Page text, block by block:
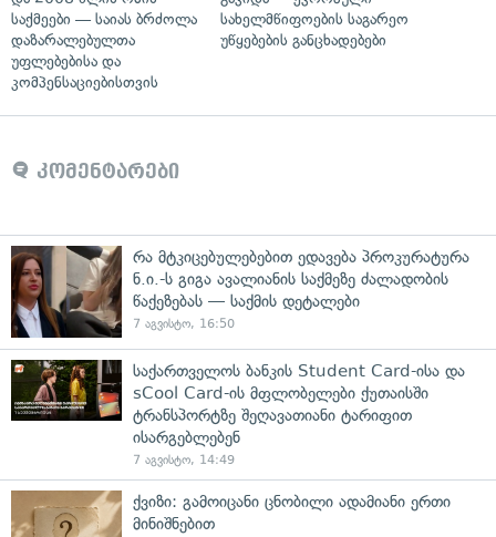
საქმეები — საიას ბრძოლა
დაზარალებულთა
უფლებებისა და
კომპენსაციებისთვის
სახელმწიფოების საგარეო
უწყებების განცხადებები
კომენტარები
რა მტკიცებულებებით ედავება პროკურატურა
ნ.ი.-ს გიგა ავალიანის საქმეზე ძალადობის
წაქეზებას — საქმის დეტალები
7 აგვისტო, 16:50
საქართველოს ბანკის Student Card-ისა და
sCool Card-ის მფლობელები ქუთაისში
ტრანსპორტზე შეღავათიანი ტარიფით
ისარგებლებენ
7 აგვისტო, 14:49
ქვიზი: გამოიცანი ცნობილი ადამიანი ერთი
მინიშნებით